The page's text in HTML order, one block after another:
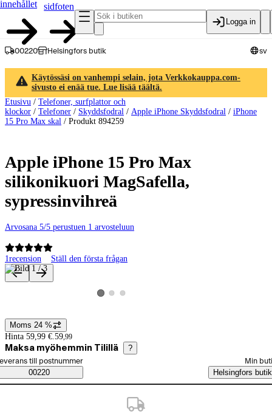
innehållet
sidfoten
Logga in
00220 Helsingfors butik sv
Käytössäsi on vanhempi selain, jota Verkkokauppa.com-
sivusto ei enää tue. Lue lisää täältä.
Etusivu / Telefoner, surfplattor och
klockor / Telefoner / Skyddsfodral / Apple iPhone Skyddsfodral / iPhone
15 Pro Max skal / Produkt 894259
Apple iPhone 15 Pro Max
silikonikuori MagSafella,
sypressinvihreä
Arvosana 5/5 perustuen 1 arvosteluun
1recension Ställ den första frågan
Produktbilder och videor
Visa produktbild 1
Visa produktbild 2
Visa produktbild 3
Prisinformation
Moms 24 %
Hinta 59,99 €. 59,99
Maksa myöhemmin Tilillä ?
Saatavuustiedot
beställningssätt
till postnummer
00220
Min
Helsingfors butik